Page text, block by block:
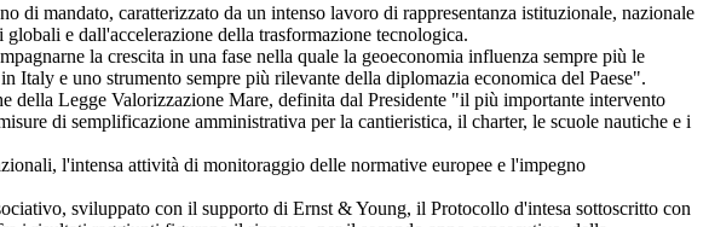
mandato, caratterizzato da un intenso lavoro di rappresentanza istituzionale, nazionale
e dall'accelerazione della trasformazione tecnologica.
la crescita in una fase nella quale la geoeconomia influenza sempre più le
Italy e uno strumento sempre più rilevante della diplomazia economica del Paese".
Legge Valorizzazione Mare, definita dal Presidente "il più importante intervento
di semplificazione amministrativa per la cantieristica, il charter, le scuole nautiche e i
l'intensa attività di monitoraggio delle normative europee e l'impegno
sviluppato con il supporto di Ernst & Young, il Protocollo d'intesa sottoscritto con